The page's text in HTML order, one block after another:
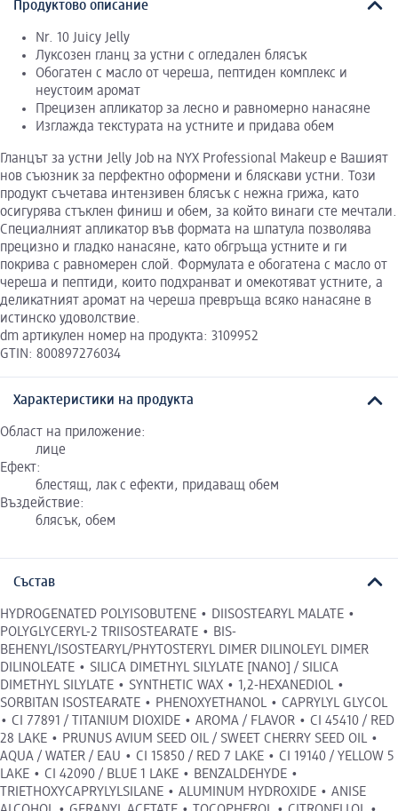
Продуктово описание
Nr. 10 Juicy Jelly
Луксозен гланц за устни с огледален блясък
Обогатен с масло от череша, пептиден комплекс и
неустоим аромат
Прецизен апликатор за лесно и равномерно нанасяне
Изглажда текстурата на устните и придава обем
Гланцът за устни Jelly Job на NYX Professional Makeup е Вашият
нов съюзник за перфектно оформени и бляскави устни. Този
продукт съчетава интензивен блясък с нежна грижа, като
осигурява стъклен финиш и обем, за който винаги сте мечтали.
Специалният апликатор във формата на шпатула позволява
прецизно и гладко нанасяне, като обгръща устните и ги
покрива с равномерен слой. Формулата е обогатена с масло от
череша и пептиди, които подхранват и омекотяват устните, а
деликатният аромат на череша превръща всяко нанасяне в
истинско удоволствие.
dm артикулен номер на продукта: 3109952
GTIN: 800897276034
Характеристики на продукта
Област на приложение:
лице
Ефект:
блестящ, лак с ефекти, придаващ обем
Въздействие:
блясък, обем
Състав
HYDROGENATED POLYISOBUTENE • DIISOSTEARYL MALATE •
POLYGLYCERYL-2 TRIISOSTEARATE • BIS-
BEHENYL/ISOSTEARYL/PHYTOSTERYL DIMER DILINOLEYL DIMER
DILINOLEATE • SILICA DIMETHYL SILYLATE [NANO] / SILICA
DIMETHYL SILYLATE • SYNTHETIC WAX • 1,2-HEXANEDIOL •
SORBITAN ISOSTEARATE • PHENOXYETHANOL • CAPRYLYL GLYCOL
• CI 77891 / TITANIUM DIOXIDE • AROMA / FLAVOR • CI 45410 / RED
28 LAKE • PRUNUS AVIUM SEED OIL / SWEET CHERRY SEED OIL •
AQUA / WATER / EAU • CI 15850 / RED 7 LAKE • CI 19140 / YELLOW 5
LAKE • CI 42090 / BLUE 1 LAKE • BENZALDEHYDE •
TRIETHOXYCAPRYLYLSILANE • ALUMINUM HYDROXIDE • ANISE